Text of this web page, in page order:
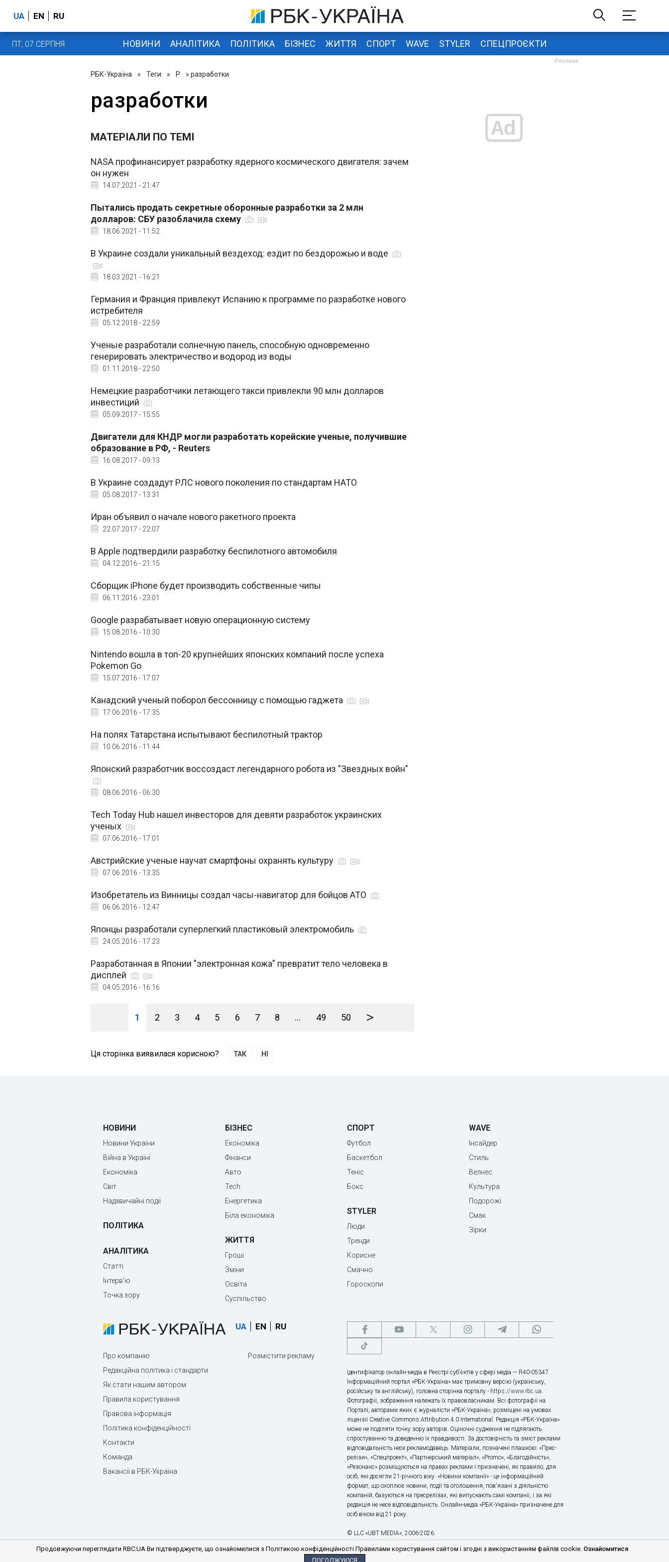
UA EN RU
ПТ, 07 СЕРПНЯ НОВИНИ АНАЛІТИКА ПОЛІТИКА БІЗНЕС ЖИТТЯ СПОРТ WAVE STYLER СПЕЦПРОЄКТИ
РБК-Україна » Теги » Р » разработки
разработки
МАТЕРІАЛИ ПО ТЕМІ
NASA профинансирует разработку ядерного космического двигателя: зачем
он нужен
14.07.2021 - 21:47
Пытались продать секретные оборонные разработки за 2 млн
долларов: СБУ разоблачила схему
18.06.2021 - 11:52
В Украине создали уникальный вездеход: ездит по бездорожью и воде
18.03.2021 - 16:21
Германия и Франция привлекут Испанию к программе по разработке нового
истребителя
05.12.2018 - 22:59
Ученые разработали солнечную панель, способную одновременно
генерировать электричество и водород из воды
01.11.2018 - 22:50
Немецкие разработчики летающего такси привлекли 90 млн долларов
инвестиций
05.09.2017 - 15:55
Двигатели для КНДР могли разработать корейские ученые, получившие
образование в РФ, - Reuters
16.08.2017 - 09:13
В Украине создадут РЛС нового поколения по стандартам НАТО
05.08.2017 - 13:31
Иран объявил о начале нового ракетного проекта
22.07.2017 - 22:07
В Apple подтвердили разработку беспилотного автомобиля
04.12.2016 - 21:15
Сборщик iPhone будет производить собственные чипы
06.11.2016 - 23:01
Google разрабатывает новую операционную систему
15.08.2016 - 10:30
Nintendo вошла в топ-20 крупнейших японских компаний после успеха
Pokemon Go
15.07.2016 - 17:07
Канадский ученый поборол бессонницу с помощью гаджета
17.06.2016 - 17:35
На полях Татарстана испытывают беспилотный трактор
10.06.2016 - 11:44
Японский разработчик воссоздаст легендарного робота из "Звездных войн"
08.06.2016 - 06:30
Tech Today Hub нашел инвесторов для девяти разработок украинских
ученых
07.06.2016 - 17:01
Австрийские ученые научат смартфоны охранять культуру
07.06.2016 - 13:35
Изобретатель из Винницы создал часы-навигатор для бойцов АТО
06.06.2016 - 12:47
Японцы разработали суперлегкий пластиковый электромобиль
24.05.2016 - 17:23
Разработанная в Японии "электронная кожа" превратит тело человека в
дисплей
04.05.2016 - 16:16
1 2 3 4 5 6 7 8 ... 49 50 >
Ця сторінка виявилася корисною? ТАК НІ
НОВИНИ
Новини України
Війна в Україні
Економіка
Світ
Надзвичайні події
ПОЛІТИКА
АНАЛІТИКА
Статті
Інтерв'ю
Точка зору
БІЗНЕС
Економіка
Фінанси
Авто
Tech
Енергетика
Біла економіка
ЖИТТЯ
Гроші
Зміни
Освіта
Суспільство
СПОРТ
Футбол
Баскетбол
Теніс
Бокс
STYLER
Люди
Тренди
Корисне
Смачно
Гороскопи
WAVE
Інсайдер
Стиль
Велнес
Культура
Подорожі
Смак
Зірки
UA EN RU
Про компанію
Редакційна політика і стандарти
Як стати нашим автором
Правила користування
Правова інформація
Політика конфіденційності
Контакти
Команда
Вакансії в РБК-Україна
Розмістити рекламу
Ідентифікатор онлайн-медіа в Реєстрі суб’єктів у сфері медіа — R40-05347
Інформаційний портал «РБК-Україна» має тримовну версію (українську,
російську та англійську), головна сторінка порталу - https://www.rbc.ua.
Фотографії, зображення належать їх правовласникам. Всі фотографії на
Порталі, авторами яких є журналісти «РБК-Україна», розміщені на умовах
ліцензії Creative Commons Attribution 4.0 International. Редакція «РБК-Україна»
може не поділяти точку зору авторів. Оціночні судження не підлягають
спростуванню та доведенню їх правдивості. За достовірність та зміст реклами
відповідальність несе рекламодавець. Матеріали, позначені плашкою: «Прес-
релізи», «Спецпроект», «Партнерський матеріал», «Promo», «Благодійність»,
«Резонанс» розміщуються на правах реклами і призначені, як правило, для
осіб, які досягли 21-річного віку. «Новини компанії» - це інформаційний
формат, що охоплює новини, події та оголошення, пов'язані з діяльністю
компаній, базуються на пресрелізах, які випускають самі компанії, і за які
редакція не несе відповідальність. Онлайн-медіа «РБК-Україна» призначене для
осіб віком від 21 року.
© LLC «UBT MEDIA», 2006-2026.
Продовжуючи переглядати RBC.UA Ви підтверджуєте, що ознайомилися з Політикою конфіденційності Правилами користування сайтом і згодні з використанням файлів cookie. Ознайомитися
ПОГОДЖУЮСЯ